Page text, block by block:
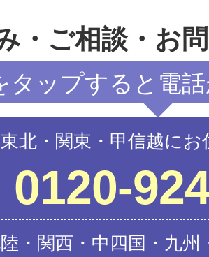
・ご相談・お
タップすると電
北・関東・甲信越に
0120-
・関西・中四国・九